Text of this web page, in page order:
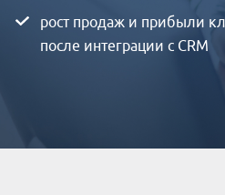
рост продаж и прибыли
после интеграции с CRM